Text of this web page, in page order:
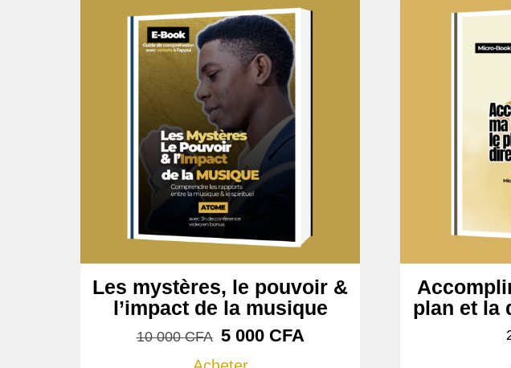
Les mystères, le pouvoir &
l’impact de la musique
10 000CFA 5 000 CFA
plan et la